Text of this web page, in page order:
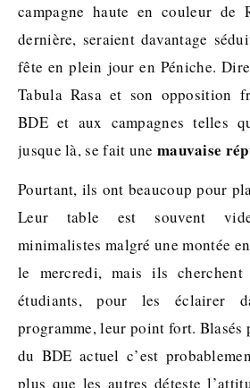
campagne haute en couleur de
dernière, seraient davantage
fête en plein jour en Péniche.
Tabula Rasa et son opposition
BDE et aux campagnes telles
jusque là, se fait une mauvaise
Pourtant, ils ont beaucoup pour
Leur table est souvent
minimalistes malgré une montée
le mercredi, mais ils
étudiants, pour les éclairer
programme, leur point fort. Blasés
du BDE actuel c’est
plus que les autres déteste